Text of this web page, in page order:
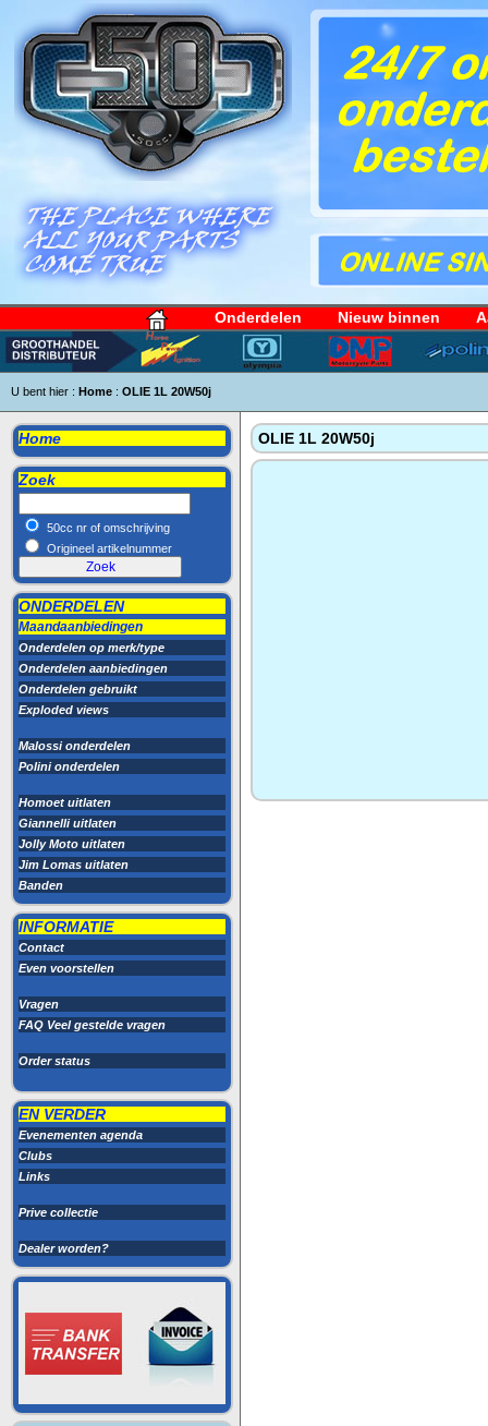
Onderdelen Nieuw binnen
U bent hier : Home : OLIE 1L 20W50j
Home
Zoek
50cc nr of omschrijving
Origineel artikelnummer
ONDERDELEN
Maandaanbiedingen
Onderdelen op merk/type
Onderdelen aanbiedingen
Onderdelen gebruikt
Exploded views
Malossi onderdelen
Polini onderdelen
Homoet uitlaten
Giannelli uitlaten
Jolly Moto uitlaten
Jim Lomas uitlaten
Banden
INFORMATIE
Contact
Even voorstellen
Vragen
FAQ Veel gestelde vragen
Order status
EN VERDER
Evenementen agenda
Clubs
Links
Prive collectie
Dealer worden?
OLIE 1L 20W50j